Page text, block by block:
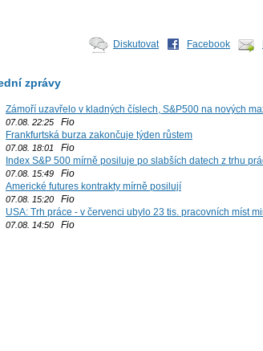
Diskutovat Facebook
zprávy
Zámoří uzavřelo v kladných číslech, S&P500 na nových
07.08. 22:25 Fio
Frankfurtská burza zakončuje týden růstem
07.08. 18:01
Fio
Index S&P 500 mírně posiluje po slabších datech z trhu
07.08. 15:49 Fio
Americké futures kontrakty mírně posilují
07.08. 15:20 Fio
USA: Trh práce - v červenci ubylo 23 tis. pracovních míst
07.08. 14:50 Fio